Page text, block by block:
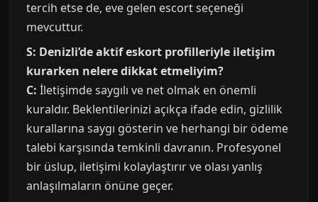
tercih etse de, eve gelen escort seçeneği
mevcuttur.
S: Denizli’de aktif eskort profilleriyle iletişim
kurarken nelere dikkat etmeliyim?
C: İletişimde saygılı ve net olmak en önemli
kuraldır. Beklentilerinizi açıkça ifade edin, gizlilik
kurallarına saygı gösterin ve herhangi bir ödeme
talebi karşısında temkinli davranın. Profesyonel
bir üslup, iletişimi kolaylaştırır ve olası yanlış
anlaşılmaların önüne geçer.